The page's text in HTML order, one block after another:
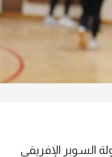
السوبر الإفريقي